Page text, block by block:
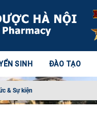
SINH ĐÀO TẠO
& Sự kiện